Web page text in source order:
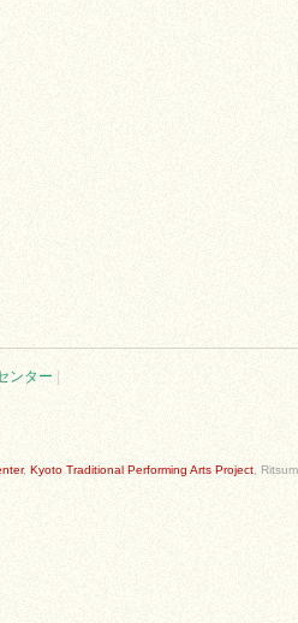
ンター
, Kyoto Traditional Performing Arts Project ,